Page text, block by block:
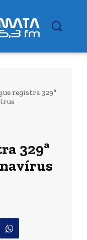
registra 329ª
329ª